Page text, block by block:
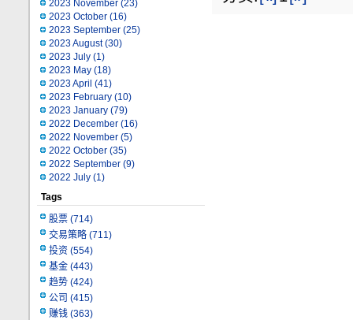
2023 November (23)
2023 October (16)
2023 September (25)
2023 August(30)
2023 July (1)
2023 May (18)
2023 April (41)
2023 February (10)
2023 January (79)
2022 December (16)
2022 November (5)
2022 October (35)
2022 September (9)
2022 July (1)
Tags
股票 (714)
交易策略 (711)
投资 (554)
基金 (443)
趋势 (424)
公司 (415)
赚钱 (363)